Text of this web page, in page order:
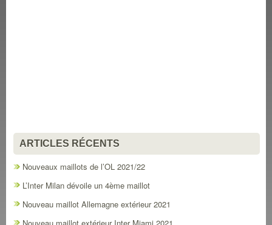
ARTICLES RÉCENTS
Nouveaux maillots de l’OL 2021/22
L’Inter Milan dévoile un 4ème maillot
Nouveau maillot Allemagne extérieur 2021